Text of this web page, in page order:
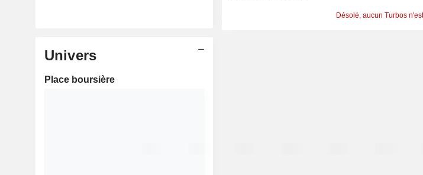
Univers
Place boursière
Désolé, aucun Turbos